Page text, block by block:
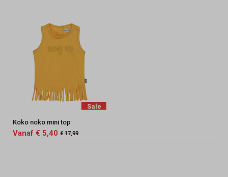
Sale
Koko noko mini top
Vanaf € 5,40 € 17,99